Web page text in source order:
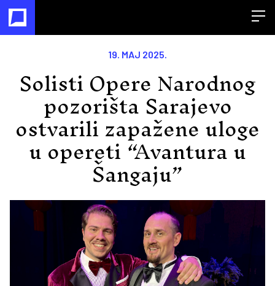
19. MAJ 2025.
Solisti Opere Narodnog
pozorišta Sarajevo
ostvarili zapažene uloge
u opereti “Avantura u
Šangaju”